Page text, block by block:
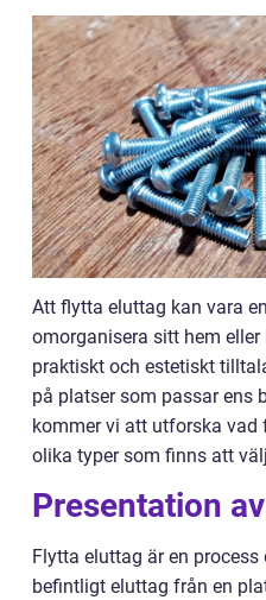
Att flytta eluttag kan vara
omorganisera sitt hem
praktiskt och estetiskt
på platser som passar ens
kommer vi att utforska
olika typer som finns att
Presentation
Flytta eluttag är en
befintligt eluttag från en